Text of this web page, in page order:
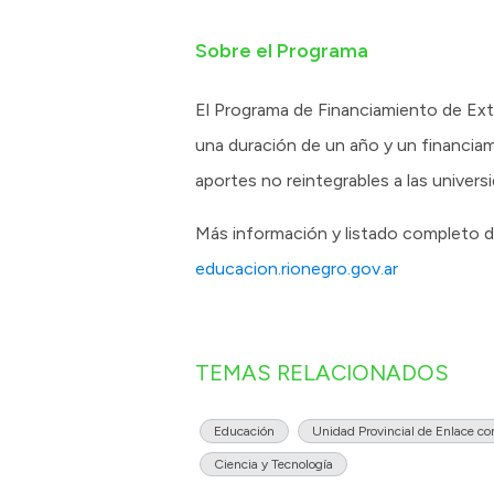
Sobre el Programa
El Programa de Financiamiento de
una duración de un año y un
aportes no reintegrables a las
Más información y listado completo
educacion.rionegro.gov.ar
TEMAS RELACIONADOS
Educación Unidad Provincial de Enlace
Ciencia y Tecnología